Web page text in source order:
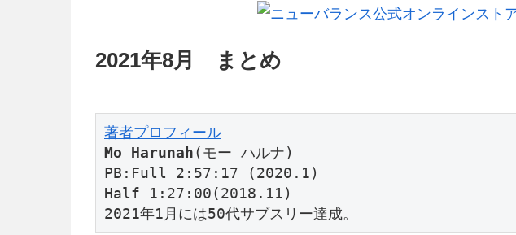
2021年8月 まとめ
著者プロフィール
Mo Harunah(モー ハルナ)
PB:Full 2:57:17 (2020.1)
Half 1:27:00(2018.11)
2021年1月には50代サブスリー達成。